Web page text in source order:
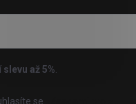
slevu až5%
se